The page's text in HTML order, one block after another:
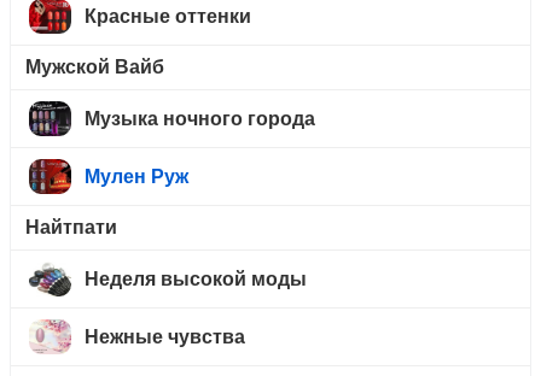
Красные оттенки
Мужской Вайб
Музыка ночного города
Мулен Руж
Найтпати
Неделя высокой моды
Нежные чувства